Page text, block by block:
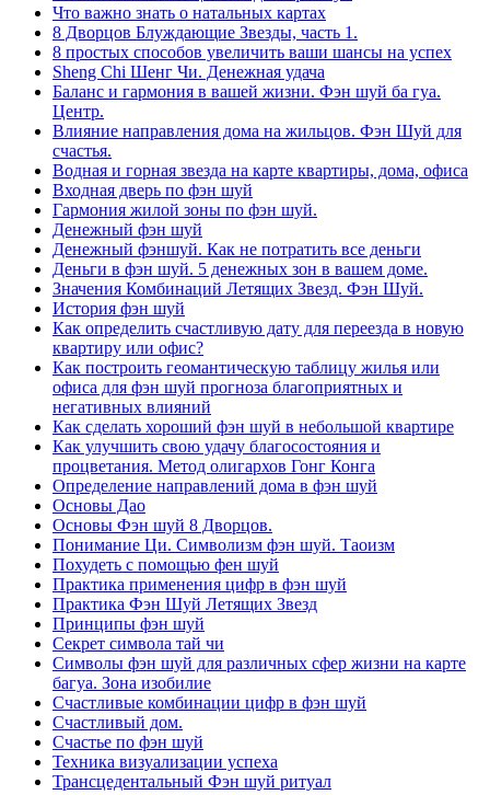
Что важно знать о натальных картах
8 Дворцов Блуждающие Звезды, часть 1.
8 простых способов увеличить ваши шансы на успех
Sheng Chi Шенг Чи. Денежная удача
Баланс и гармония в вашей жизни. Фэн шуй ба гуа.
Центр.
Влияние направления дома на жильцов. Фэн Шуй для
счастья.
Водная и горная звезда на карте квартиры, дома, офиса
Входная дверь по фэн шуй
Гармония жилой зоны по фэн шуй.
Денежный фэн шуй
Денежный фэншуй. Как не потратить все деньги
Деньги в фэн шуй. 5 денежных зон в вашем доме.
Значения Комбинаций Летящих Звезд. Фэн Шуй.
История фэн шуй
Как определить счастливую дату для переезда в новую
квартиру или офис?
Как построить геомантическую таблицу жилья или
офиса для фэн шуй прогноза благоприятных и
негативных влияний
Как сделать хороший фэн шуй в небольшой квартире
Как улучшить свою удачу благосостояния и
процветания. Метод олигархов Гонг Конга
Определение направлений дома в фэн шуй
Основы Дао
Основы Фэн шуй 8 Дворцов.
Понимание Ци. Символизм фэн шуй. Таоизм
Похудеть с помощью фен шуй
Практика применения цифр в фэн шуй
Практика Фэн Шуй Летящих Звезд
Принципы фэн шуй
Секрет символа тай чи
Символы фэн шуй для различных сфер жизни на карте
багуа. Зона изобилие
Счастливые комбинации цифр в фэн шуй
Счастливый дом.
Счастье по фэн шуй
Техника визуализации успеха
Трансцедентальный Фэн шуй ритуал